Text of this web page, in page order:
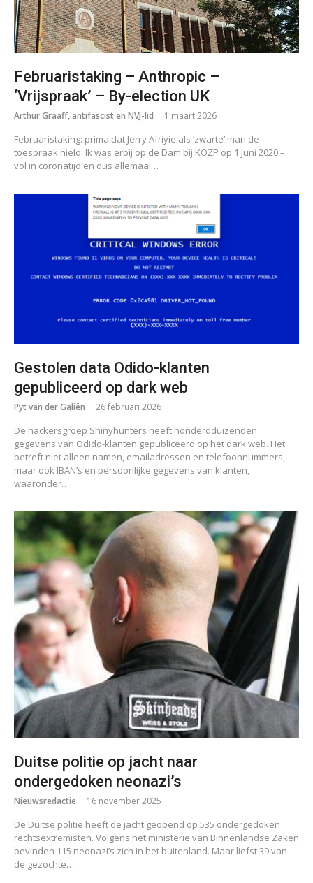
Februaristaking – Anthropic –
‘Vrijspraak’ – By-election UK
Arthur Graaff, antifascist en NVJ-lid 1 maart 2026
Februaristaking: prima dat Jerry Afriyie als ‘zwarte’ man de
toespraak hield. Ik was erbij op de Dam bij KOZP op 1 juni 2020 –
vol in coronatijd en dus allemaal…
Gestolen data Odido-klanten
gepubliceerd op dark web
Pyt van der Galiën 26 februari 2026
De hackersgroep Shinyhunters heeft honderdduizenden
gegevens van Odido-klanten gepubliceerd op het dark web. Het
betreft niet alleen namen, emailadressen en telefoonnummers,
maar ook IBAN’s en persoonlijke gegevens van klanten,
waaronder…
Duitse politie op jacht naar
ondergedoken neonazi’s
Nieuwsredactie 16 november 2025
De Duitse politie heeft de jacht geopend op 535 ondergedoken
rechtsextremisten. Volgens het ministerie van Binnenlandse Zaken
bevinden 115 neonazi’s zich in het buitenland. Maar liefst 39 van
de gezochte…